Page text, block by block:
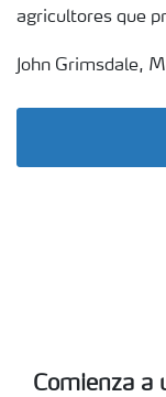
agricultores que
John Grimsdale,
Comienza a